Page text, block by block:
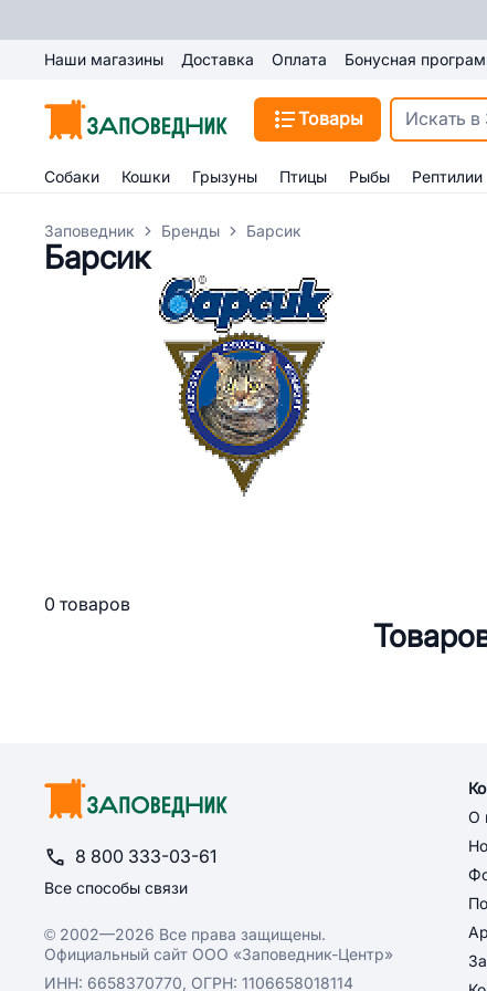
Наши магазины Доставка Оплата Бонусная
Товары
Собаки Кошки Грызуны Птицы Рыбы Рептилии
Заповедник Бренды Барсик
Барсик
0 товаров
8 800 333-03-61
Все способы связи
© 2002—2026 Все права защищены.
Официальный сайт ООО «Заповедник-Центр»
ИНН: 6658370770, ОГРН: 1106658018114
О